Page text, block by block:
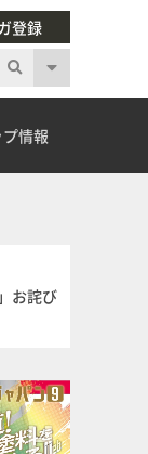
登録
情報
お詫び